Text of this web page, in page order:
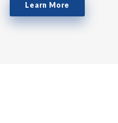
Learn More